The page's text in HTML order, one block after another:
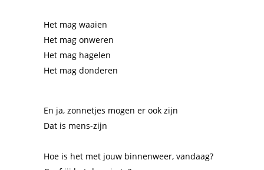
Het mag waaien
Het mag onweren
Het mag hagelen
Het mag donderen
En ja, zonnetjes mogen er ook zijn
Dat is mens-zijn
Hoe is het met jouw binnenweer, vandaag?